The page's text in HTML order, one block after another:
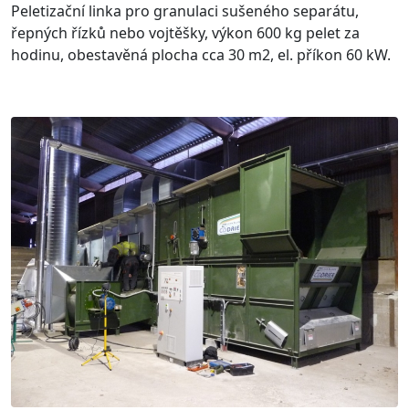
Peletizační linka pro granulaci sušeného separátu,
řepných řízků nebo vojtěšky, výkon 600 kg pelet za
hodinu, obestavěná plocha cca 30 m2, el. příkon 60 kW.